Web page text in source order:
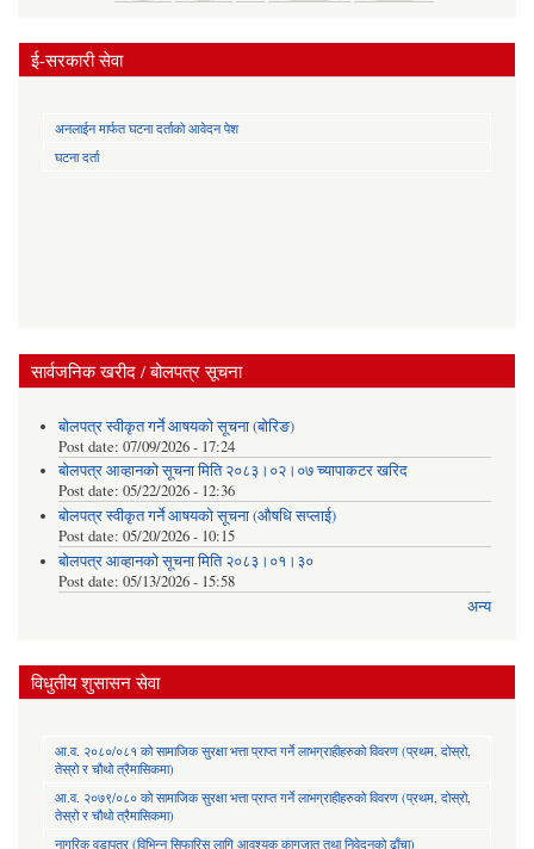
ई-सरकारी सेवा
अनलाईन मार्फत घटना दर्ताको आवेदन पेश
घटना दर्ता
सार्वजनिक खरीद / बोलपत्र सूचना
बोलपत्र स्वीकृत गर्ने आषयको सूचना (बोरिङ)
Post date: 07/09/2026 - 17:24
बोलपत्र आव्हानको सूचना मिति २०८३।०२।०७ च्यापाकटर खरिद
Post date: 05/22/2026 - 12:36
बोलपत्र स्वीकृत गर्ने आषयको सूचना (औषधि सप्लाई)
Post date: 05/20/2026 - 10:15
बोलपत्र आव्हानको सूचना मिति २०८३।०१।३०
Post date: 05/13/2026 - 15:58
अन्य
विधुतीय शुसासन सेवा
आ.व. २०८०/०८१ को सामाजिक सुरक्षा भत्ता प्राप्त गर्ने लाभग्राहीहरुको विवरण (प्रथम, दोस्रो,
तेस्रो र चौथो त्रैमासिकमा)
आ.व. २०७९/०८० को सामाजिक सुरक्षा भत्ता प्राप्त गर्ने लाभग्राहीहरुको विवरण (प्रथम, दोस्रो,
तेस्रो र चौथो त्रैमासिकमा)
नागरिक वडापत्र (विभिन्न सिफारिस लागि आवश्यक कागजात तथा निवेदनको ढाँचा)